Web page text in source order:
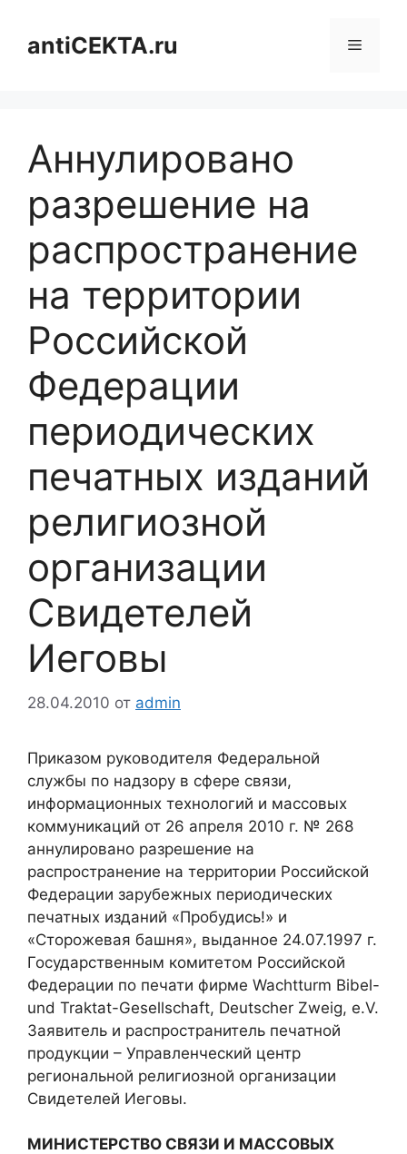
содержимому
antiCEKTA.ru Меню
Аннулировано
разрешение на
распространение
на территории
Российской
Федерации
периодических
печатных изданий
религиозной
организации
Свидетелей
Иеговы
28.04.2010 от admin
Приказом руководителя Федеральной
службы по надзору в сфере связи,
информационных технологий и массовых
коммуникаций от 26 апреля 2010 г. № 268
аннулировано разрешение на
распространение на территории Российской
Федерации зарубежных периодических
печатных изданий «Пробудись!» и
«Сторожевая башня», выданное 24.07.1997 г.
Государственным комитетом Российской
Федерации по печати фирме Wachtturm Bibel-
und Traktat-Gesellsсhaft, Deutscher Zweig, e.V.
Заявитель и распространитель печатной
продукции – Управленческий центр
региональной религиозной организации
Свидетелей Иеговы.
МИНИСТЕРСТВО СВЯЗИ И МАССОВЫХ